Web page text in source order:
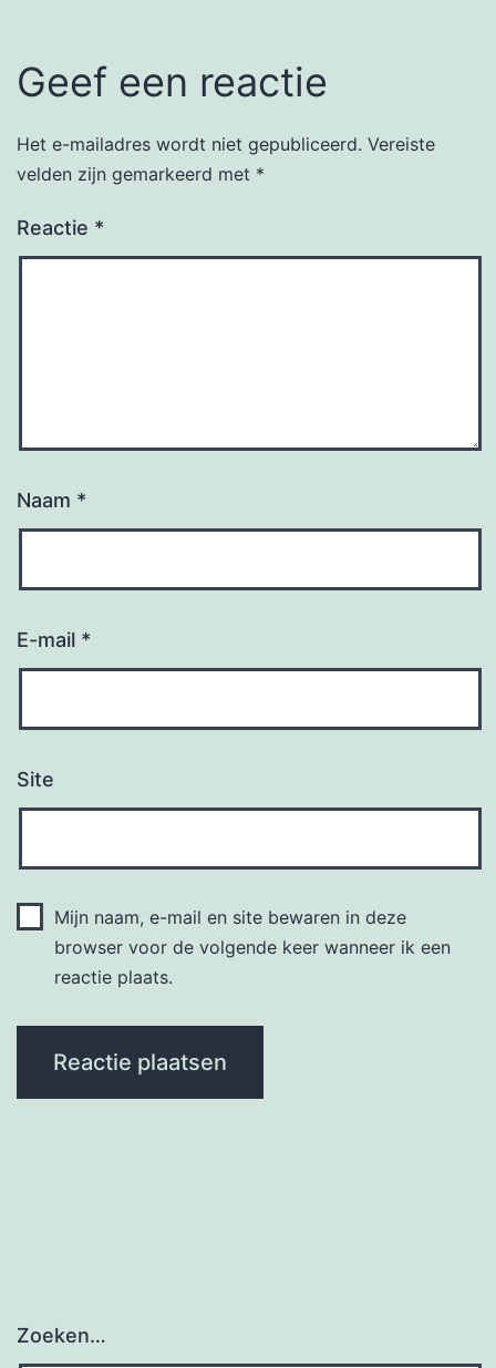
Geef een reactie
Het e-mailadres wordt niet gepubliceerd. Vereiste
velden zijn gemarkeerd met *
Reactie *
Naam *
E-mail *
Site
Mijn naam, e-mail en site bewaren in deze
browser voor de volgende keer wanneer ik een
reactie plaats.
Zoeken…